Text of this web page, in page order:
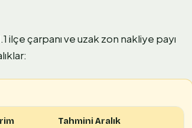
ilçe çarpanı ve uzak zon nakliye payı
Tahmini Aralık